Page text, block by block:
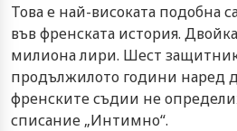
Това е най-високата подобна
във френската история.
милиона лири. Шест
продължилото години наред
френските съдии не
списание „Интимно“.